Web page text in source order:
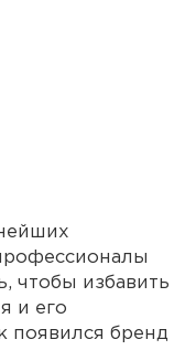
чтобы избавить
и его
появился бренд